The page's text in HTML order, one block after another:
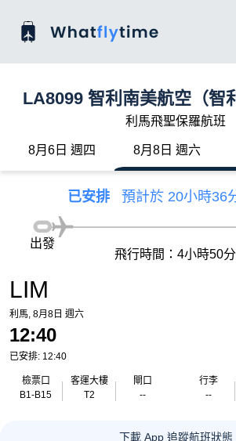
LA8099 智利南美航空（智
利馬飛聖保羅航班
8月6日 週四 8月8日 週六
已安排 預計於 20小時36
LIM
利馬, 8月8日 週六
12:40
已安排: 12:40
檢票口
B1-B15
客運大樓
T2
閘口
--
出發
飛行時間：4小時50分
行李
--
下載 App 追蹤航班狀態